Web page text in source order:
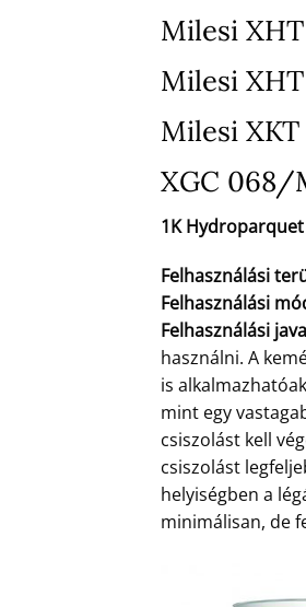
Milesi
Milesi
Milesi
XGC 068/
1K
Felhasználási
Felhasználási
Felhasználási
használni. A
is
mint egy
csiszolást kell
csiszolást
helyiségben a
minimálisan, de